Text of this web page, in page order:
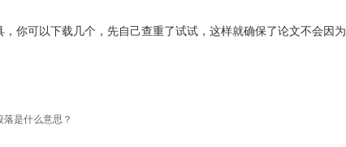
你可以下载几个，先自己查重了试试，这样就确保了论文不会因为
落是什么意思？